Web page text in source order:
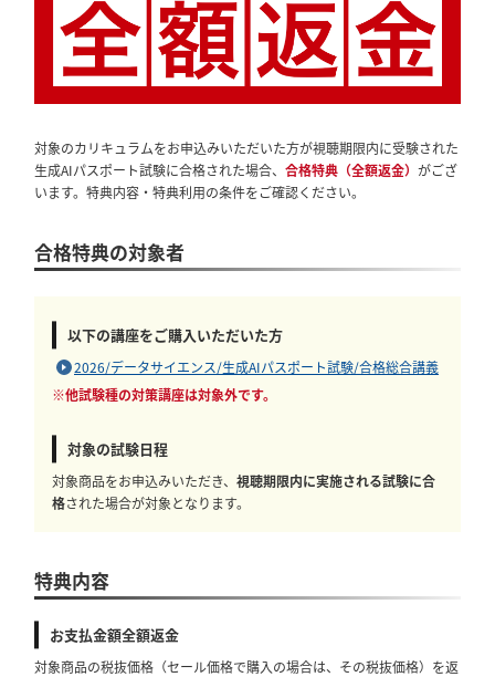
対象のカリキュラムをお申込みいただいた方が視聴期限内に受験された
生成AIパスポート試験に合格された場合、 合格特典（全額返金） がござ
います。特典内容・特典利用の条件をご確認ください。
合格特典の対象者
以下の講座をご購入いただいた方
2026/データサイエンス/生成AIパスポート試験/合格総合講義
※他試験種の対策講座は対象外です。
対象の試験日程
対象商品をお申込みいただき、 視聴期限内に実施される試験に合
格された場合が対象となります。
特典内容
お支払金額全額返金
対象商品の税抜価格（セール価格で購入の場合は、その税抜価格）を返